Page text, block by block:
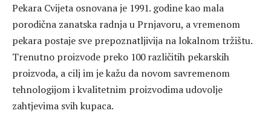
Pekara Cvijeta osnovana je 1991. godine kao mala
porodična zanatska radnja u Prnjavoru, a vremenom
pekara postaje sve prepoznatljivija na lokalnom tržištu.
Trenutno proizvode preko 100 različitih pekarskih
proizvoda, a cilj im je kažu da novom savremenom
tehnologijom i kvalitetnim proizvodima udovolje
zahtjevima svih kupaca.